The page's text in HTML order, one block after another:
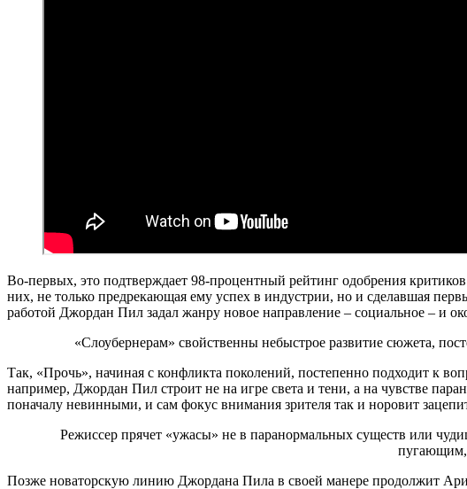
Во-первых, это подтверждает 98-процентный рейтинг одобрения
них, не только предрекающая ему успех в индустрии, но и сделавшая
работой Джордан Пил задал жанру новое направление – социальное – и
«Слоубернерам» свойственны небыстрое развитие сюжета,
Так, «Прочь», начиная с конфликта поколений, постепенно подходит к
например, Джордан Пил строит не на игре света и тени, а на чувстве
поначалу невинными, и сам фокус внимания зрителя так и норовит
Режиссер прячет «ужасы» не в паранормальных существ или
пугающим,
Позже новаторскую линию Джордана Пила в своей манере продолжит Ари